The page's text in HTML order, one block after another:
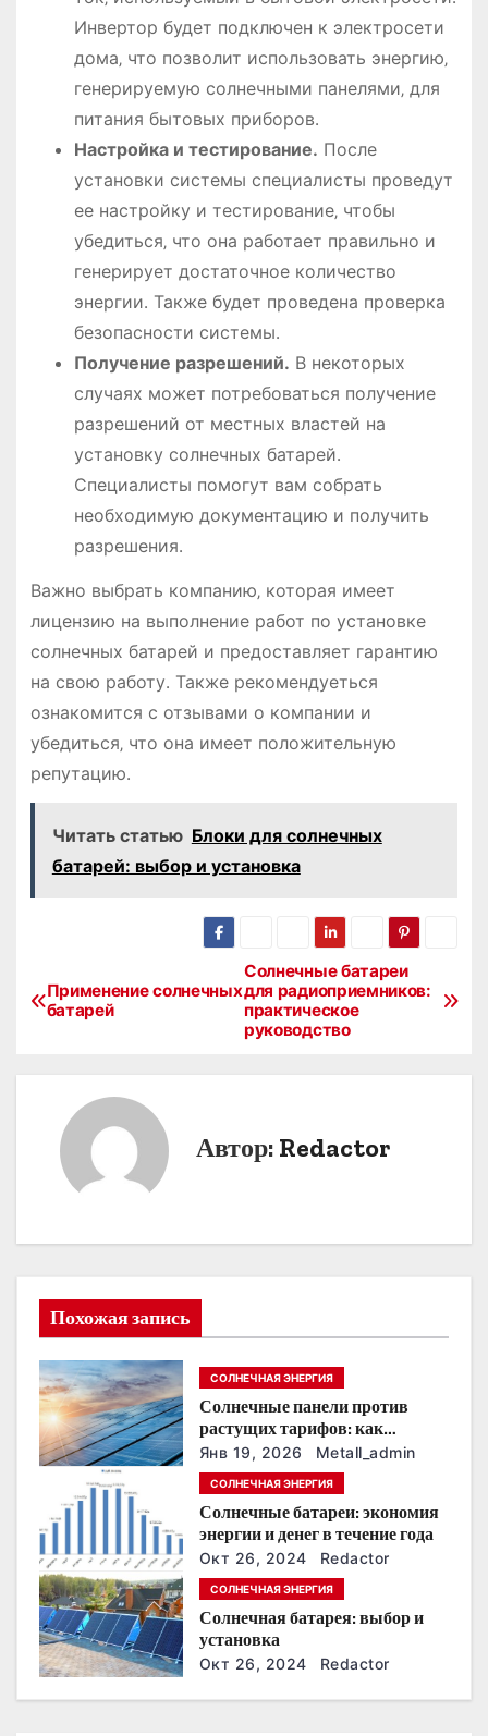
Инвертор будет подключен к электросети
дома‚ что позволит использовать энергию‚
генерируемую солнечными панелями‚ для
питания бытовых приборов․
Настройка и тестирование․ После
установки системы специалисты проведут
ее настройку и тестирование‚ чтобы
убедиться‚ что она работает правильно и
генерирует достаточное количество
энергии․ Также будет проведена проверка
безопасности системы․
Получение разрешений․ В некоторых
случаях может потребоваться получение
разрешений от местных властей на
установку солнечных батарей․
Специалисты помогут вам собрать
необходимую документацию и получить
разрешения․
Важно выбрать компанию‚ которая имеет
лицензию на выполнение работ по установке
солнечных батарей и предоставляет гарантию
на свою работу․ Также рекомендуеться
ознакомится с отзывами о компании и
убедиться‚ что она имеет положительную
репутацию․
Читать статью Блоки для солнечных
батарей: выбор и установка
Н
ц
я
п
о
з
п
и
с
я
Солнечные батареи
для радиоприемников:
практическое
руководство
Применение солнечных
батарей
Автор: Redactor
Похожая запись
СОЛНЕЧНАЯ ЭНЕРГИЯ
Солнечные панели против
растущих тарифов: как
сохранить
энергонезависимость в
ближайшие годы
Янв 19, 2026 Metall_admin
СОЛНЕЧНАЯ ЭНЕРГИЯ
Солнечные батареи: экономия
энергии и денег в течение года
Окт 26, 2024 Redactor
СОЛНЕЧНАЯ ЭНЕРГИЯ
Солнечная батарея: выбор и
установка
Окт 26, 2024 Redactor